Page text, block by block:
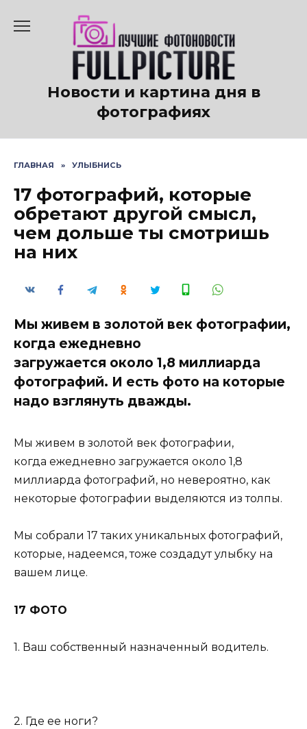
содержанию
Новости и картина дня в
фотографиях
ГЛАВНАЯ » УЛЫБНИСЬ
17 фотографий, которые
обретают другой смысл,
чем дольше ты смотришь
на них
Мы живем в золотой век фотографии,
когда ежедневно
загружается около 1,8 миллиарда
фотографий. И есть фото на которые
надо взглянуть дважды.
Мы живем в золотой век фотографии,
когда ежедневно загружается около 1,8
миллиарда фотографий, но невероятно, как
некоторые фотографии выделяются из толпы.
Мы собрали 17 таких уникальных фотографий,
которые, надеемся, тоже создадут улыбку на
вашем лице.
17 ФОТО
1. Ваш собственный назначенный водитель.
2. Где ее ноги?